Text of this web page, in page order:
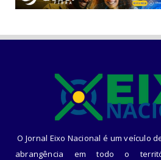
O Jornal Eixo Nacional é um veículo
abrangência em todo o